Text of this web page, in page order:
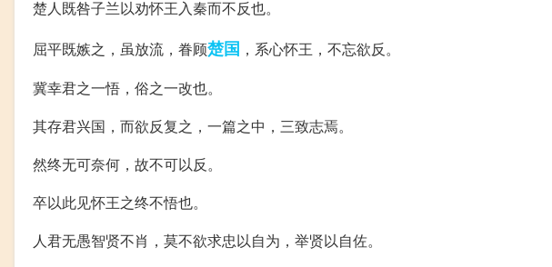
楚人既咎子兰以劝怀王入秦而不反也。
屈平既嫉之，虽放流，眷顾楚国 ，系心怀王，不忘欲反。
冀幸君之一悟，俗之一改也。
其存君兴国，而欲反复之，一篇之中，三致志焉。
然终无可奈何，故不可以反。
卒以此见怀王之终不悟也。
人君无愚智贤不肖，莫不欲求忠以自为，举贤以自佐。